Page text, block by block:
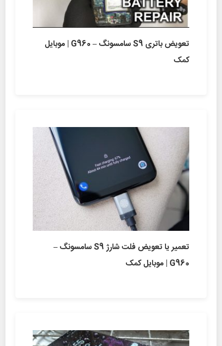
تعویض باتری S9 سامسونگ – G960 | موبایل
کمک
تعمیر یا تعویض فلت شارژ S9 سامسونگ –
G960 | موبایل کمک